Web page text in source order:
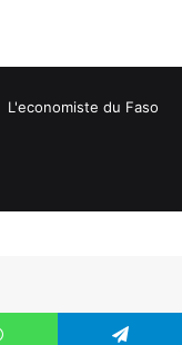
L'economiste du Faso